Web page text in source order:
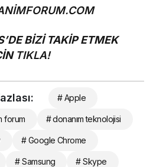
BİZİ TAKİP ETMEK
TIKLA!
# Apple
forum # donanım teknolojisi
# Google Chrome
# Samsung # Skype